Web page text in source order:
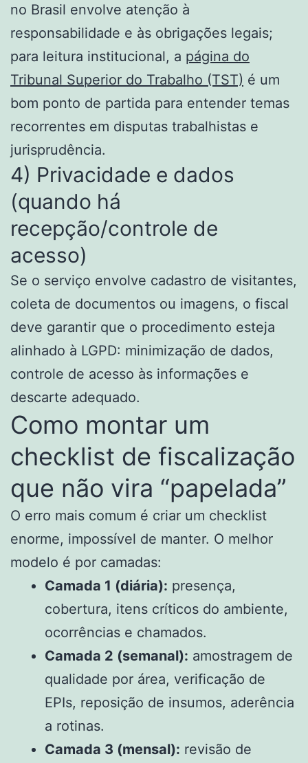
no Brasil envolve atenção à
responsabilidade e às obrigações legais;
para leitura institucional, a página do
Tribunal Superior do Trabalho (TST) é um
bom ponto de partida para entender temas
recorrentes em disputas trabalhistas e
jurisprudência.
4) Privacidade e dados
(quando há
recepção/controle de
acesso)
Se o serviço envolve cadastro de visitantes,
coleta de documentos ou imagens, o fiscal
deve garantir que o procedimento esteja
alinhado à LGPD: minimização de dados,
controle de acesso às informações e
descarte adequado.
Como montar um
checklist de fiscalização
que não vira “papelada”
O erro mais comum é criar um checklist
enorme, impossível de manter. O melhor
modelo é por camadas:
Camada 1 (diária): presença,
cobertura, itens críticos do ambiente,
ocorrências e chamados.
Camada 2 (semanal): amostragem de
qualidade por área, verificação de
EPIs, reposição de insumos, aderência
a rotinas.
Camada 3 (mensal): revisão de